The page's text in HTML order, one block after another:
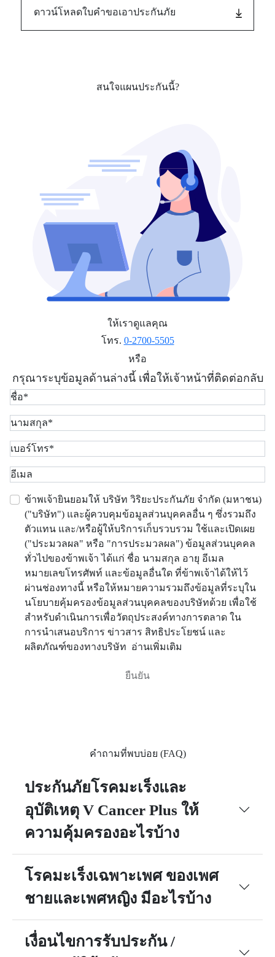
ดาวน์โหลดใบคำขอเอาประกันภัย
สนใจแผนประกันนี้?
ให้เราดูแลคุณ
โทร. 0-2700-5505
หรือ
กรุณาระบุข้อมูลด้านล่างนี้ เพื่อให้เจ้าหน้าที่ติดต่อกลับ
ข้าพเจ้ายินยอมให้ บริษัท วิริยะประกันภัย จำกัด (มหาชน)
("บริษัท") และผู้ควบคุมข้อมูลส่วนบุคคลอื่น ๆ ซึ่งรวมถึง
ตัวแทน และ/หรือผู้ให้บริการเก็บรวบรวม ใช้และเปิดเผย
("ประมวลผล" หรือ "การประมวลผล") ข้อมูลส่วนบุคคล
ทั่วไปของข้าพเจ้า ได้แก่ ชื่อ นามสกุล อายุ อีเมล
หมายเลขโทรศัพท์ และข้อมูลอื่นใด ที่ข้าพเจ้าได้ให้ไว้
ผ่านช่องทางนี้ หรือให้หมายความรวมถึงข้อมูลที่ระบุใน
นโยบายคุ้มครองข้อมูลส่วนบุคคลของบริษัทด้วย เพื่อใช้
สำหรับดำเนินการเพื่อวัตถุประสงค์ทางการตลาด ใน
การนำเสนอบริการ ข่าวสาร สิทธิประโยชน์ และ
ผลิตภัณฑ์ของทางบริษัท อ่านเพิ่มเติม
คำถามที่พบบ่อย (FAQ)
ประกันภัยโรคมะเร็งและ
อุบัติเหตุ V Cancer Plus ให้
ความคุ้มครองอะไรบ้าง
โรคมะเร็งเฉพาะเพศ ของเพศ
ชายและเพศหญิง มีอะไรบ้าง
เงื่อนไขการรับประกัน /